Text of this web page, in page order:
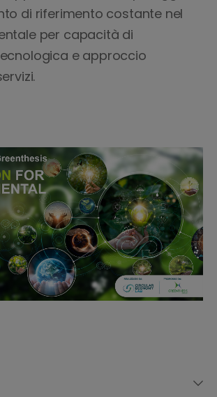
di riferimento costante nel
per capacità di
e approccio